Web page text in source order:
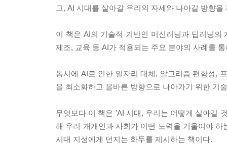
고, AI 시대를 살아갈 우리의 자세와 나아갈 방향을
이 책은 AI의 기술적 기반인 머신러닝과 딥러닝
제조, 교육 등 AI가 적용되는 주요 분야의 사례를
동시에 AI로 인한 일자리 대체, 알고리즘 편향성,
을 최소화하고 올바른 방향으로 나아가기 위한 기
무엇보다 이 책은 'AI 시대, 우리는 어떻게 살아갈
해 우리 개개인과 사회가 어떤 노력을 기울여야
시대 지성에게 던지는 화두를 제시하는 책이다.